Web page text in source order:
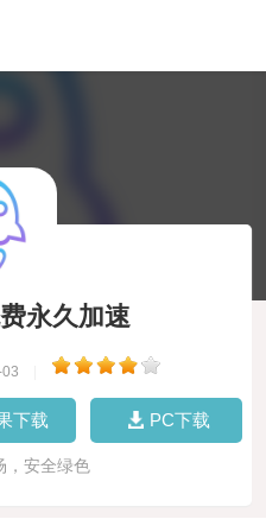
永久加速
下载 PC下载
，安全绿色